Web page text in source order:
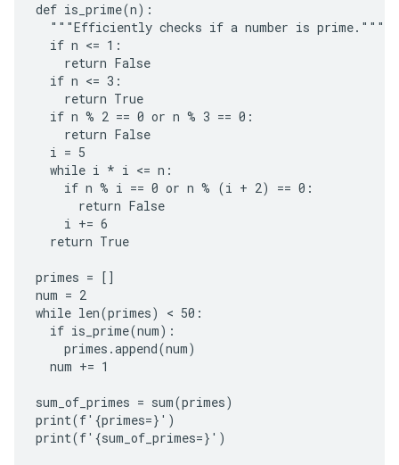
def is_prime(n):
  """Efficiently checks if a number is prime."""
  if n <= 1:
    return False
  if n <= 3:
    return True
  if n % 2 == 0 or n % 3 == 0:
    return False
  i = 5
  while i * i <= n:
    if n % i == 0 or n % (i + 2) == 0:
      return False
    i += 6
  return True
primes = []
num = 2
while len(primes) < 50:
  if is_prime(num):
    primes.append(num)
  num += 1
sum_of_primes = sum(primes)
print(f'{primes=}')
print(f'{sum_of_primes=}')